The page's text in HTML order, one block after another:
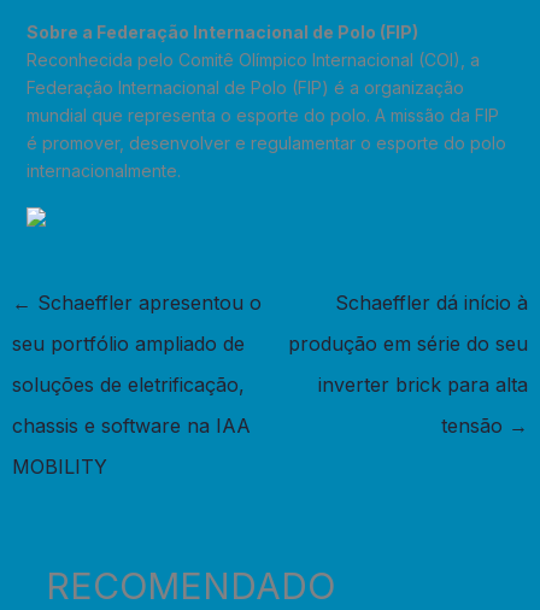
Sobre a Federação Internacional de Polo (FIP)
Reconhecida pelo Comitê Olímpico Internacional (COI), a
Federação Internacional de Polo (FIP) é a organização
mundial que representa o esporte do polo. A missão da FIP
é promover, desenvolver e regulamentar o esporte do polo
internacionalmente.
← Schaeffler apresentou o
seu portfólio ampliado de
soluções de eletrificação,
chassis e software na IAA
MOBILITY
Schaeffler dá início à
produção em série do seu
inverter brick para alta
tensão →
RECOMENDADO